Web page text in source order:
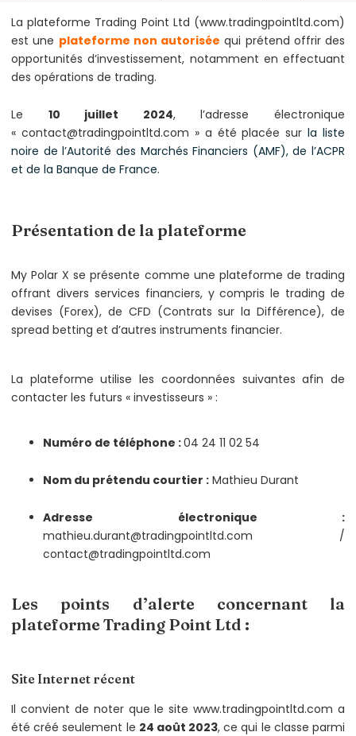
La plateforme Trading Point Ltd (www.tradingpointltd.com)
est une plateforme non autorisée qui prétend offrir des
opportunités d’investissement, notamment en effectuant
des opérations de trading.
Le 10 juillet 2024, l’adresse électronique
« contact@tradingpointltd.com » a été placée surla liste
noire de l’Autorité des Marchés Financiers (AMF), de l’ACPR
et de la Banque de France.
Présentation de la plateforme
My Polar X se présente comme une plateforme de trading
offrant divers services financiers, y compris le trading de
devises (Forex), de CFD (Contrats sur la Différence), de
spread betting et d’autres instruments financier.
La plateforme utilise les coordonnées suivantes afin de
contacter les futurs « investisseurs » :
Numéro de téléphone :04 24 11 02 54
Nom du prétendu courtier : Mathieu Durant
Adresse électronique :
mathieu.durant@tradingpointltd.com /
contact@tradingpointltd.com
Les points d’alerte concernant la
plateforme Trading Point Ltd :
Site Internet récent
Il convient de noter que le site www.tradingpointltd.com a
été créé seulement le 24 août 2023, ce qui le classe parmi